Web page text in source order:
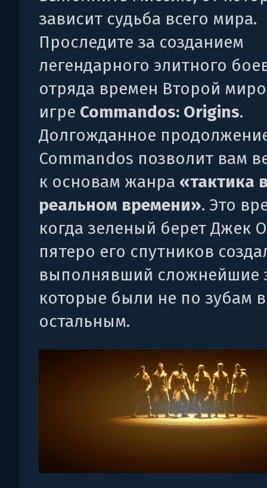
зависит судьба всего мира.
Проследите за созданием
легендарного элитного
отряда времен Второй
игре Commandos: Origins.
Долгожданное
Commandos позволит вам
к основам жанра «тактика
реальном времени». Это
когда зеленый берет Джек
пятеро его спутников
выполнявший сложнейшие
которые были не по зубам
остальным.